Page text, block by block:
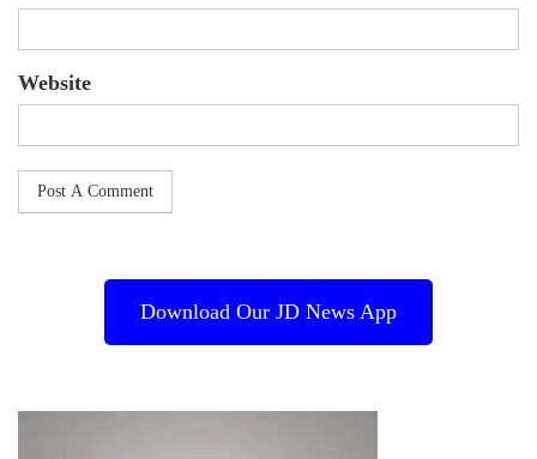
Website
Download Our JD News App